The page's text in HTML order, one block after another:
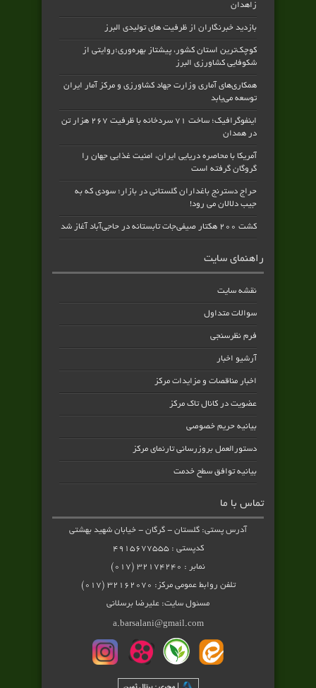
زاهدان
بازدید خبرنگاران از ظرفیت های تولیدی البرز
کوچک‌ترین استان کشور، پیشتاز بهره‌وری؛روایتی از
شکوفایی کشاورزی البرز
همکاری‌های آماری وزارت جهاد کشاورزی و مرکز آمار ایران
توسعه می‌یابد
اینفوگرافیک؛ ساخت ۷۱ سردخانه با ظرفیت ۲۶۷ هزار تن
در همدان
آمریکا با محاصره دریایی ایران، امنیت غذایی جهان را
گروگان گرفته است
حراج دسترنج باغداران گلستانی در بازار؛ سودی که به
جیب دلالان می رود!
کشت ۲۰۰ هکتار صیفی‌جات تابستانه در حاجی‌آباد آغاز شد
راهنمای سایت
نقشه سایت
سوالات متداول
فرم نظرسنجی
آرشیو اخبار
اخبار مناقصات و مزایدات مرکز
عضویت در کانال تاک مرکز
بیانیه حریم خصوصی
دستورالعمل بروزرسانی تارنمای مرکز
بیانیه توافق سطح خدمت
تماس با ما
آدرس پستی: گلستان - گرگان - خیابان شهید بهشتی
کدپستی : ۴۹۱۵۶۷۷۵۵۵
نمابر : ۳۲۱۷۴۲۴۰ (۰۱۷)
تلفن روابط عمومی مرکز: ۳۲۱۶۲۰۷۰ (۰۱۷)
مسئول سایت: علیرضا برسلانی
a.barsalani@gmail.com